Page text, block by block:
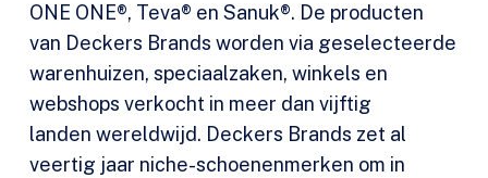
ONE ONE®, Teva® en Sanuk®. De producten
van Deckers Brands worden via geselecteerde
warenhuizen, speciaalzaken, winkels en
webshops verkocht in meer dan vijftig
landen wereldwijd. Deckers Brands zet al
veertig jaar niche-schoenenmerken om in